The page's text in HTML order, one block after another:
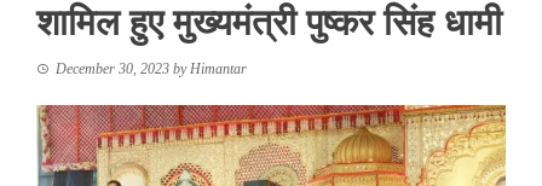
शामिल हुए मुख्यमंत्री पुष्कर सिंह धामी
December 30, 2023 byHimantar